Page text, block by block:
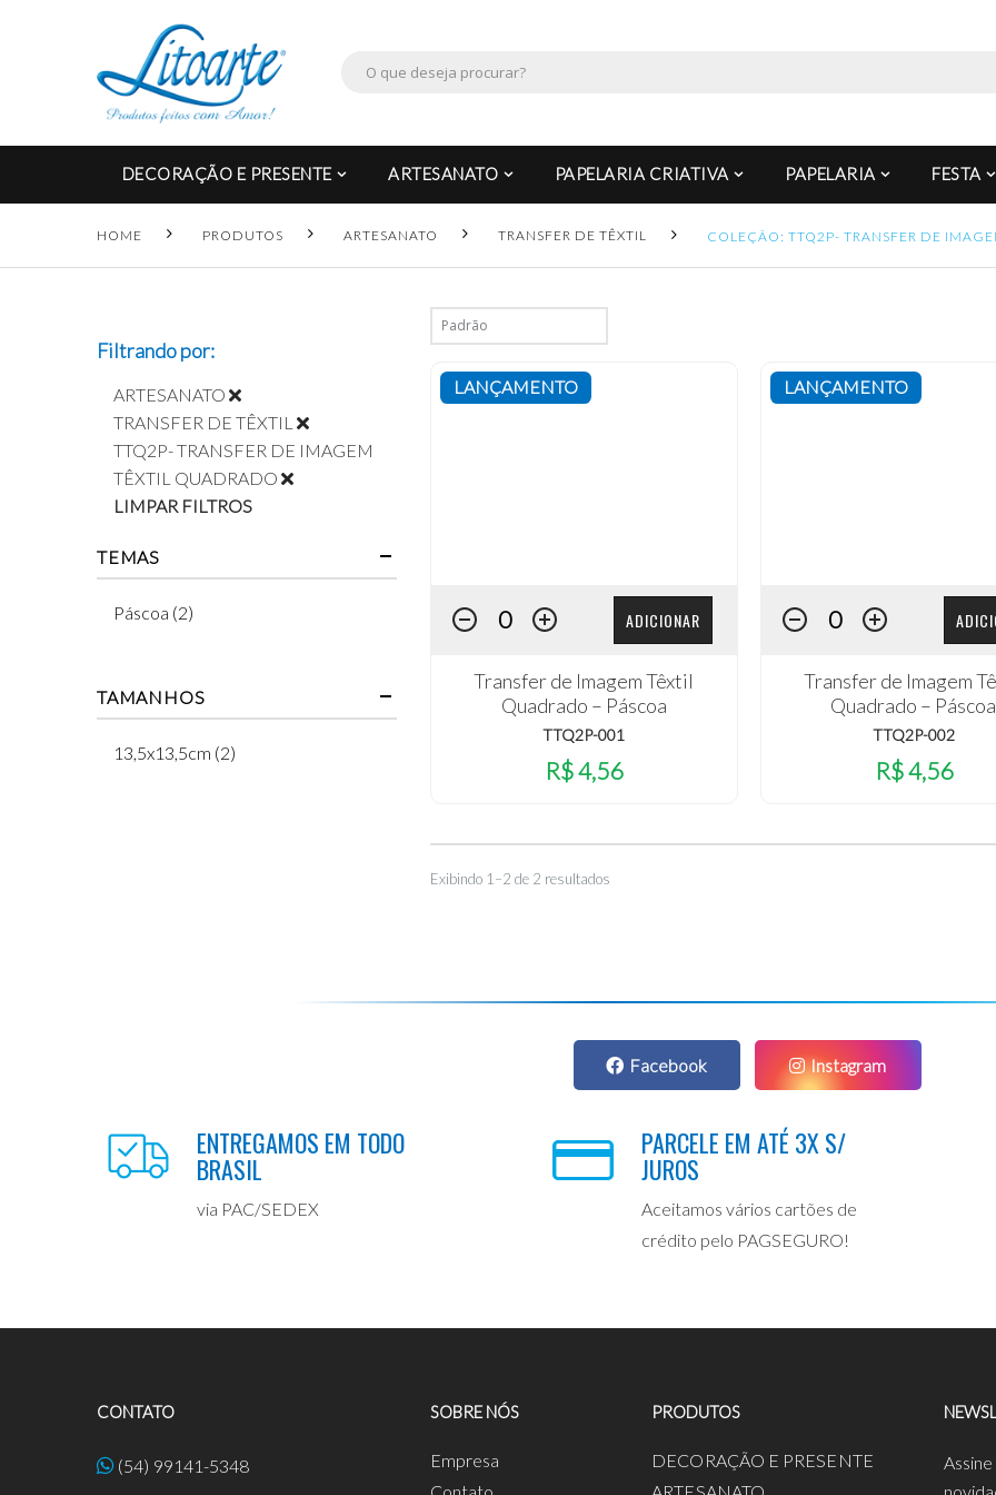
DECORAÇÃO E PRESENTE ARTESANATO PAPELARIA CRIATIVA PAPELARIA FESTA
HOME PRODUTOS ARTESANATO TRANSFER DE TÊXTIL COLEÇÃO: TTQ2P- TRANSFER DE
LANÇAMENTO
ADICIONAR
Transfer de Imagem Têxtil
Quadrado – Páscoa
TTQ2P-001
R$ 4,56
LANÇAMENTO
Transfer de Imagem
Quadrado – Páscoa
TTQ2P-002
R$ 4,56
Exibindo 1–2 de 2 resultados
Filtrando por:
ARTESANATO
TRANSFER DE TÊXTIL
TTQ2P- TRANSFER DE IMAGEM
TÊXTIL QUADRADO
LIMPAR FILTROS
TEMAS
Páscoa (2)
TAMANHOS
13,5x13,5cm (2)
Facebook Instagram
ENTREGAMOS EM TODO
BRASIL
via PAC/SEDEX
PARCELE EM ATÉ 3X S/
JUROS
Aceitamos vários cartões de
crédito pelo PAGSEGURO!
CONTATO
(54) 99141-5348
SOBRE NÓS
Empresa
PRODUTOS
DECORAÇÃO E PRESENTE